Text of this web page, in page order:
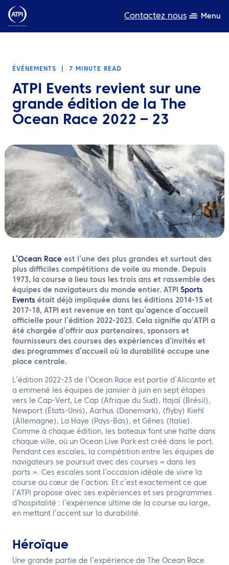
Contactez nous Menu
A propos de nous
Produits
Développement durable
TravelHub Login
Rechercher
Contactez nous
FR
ÉVÉNEMENTS 7 MINUTE READ
ATPI Events revient sur une
grande édition de la The
Ocean Race 2022 – 23
L’Ocean Race est l’une des plus grandes et surtout des
plus difficiles compétitions de voile au monde. Depuis
1973, la course a lieu tous les trois ans et rassemble des
équipes de navigateurs du monde entier. ATPI Sports
Events était déjà impliquée dans les éditions 2014-15 et
2017-18, ATPI est revenue en tant qu’agence d’accueil
officielle pour l’édition 2022-2023. Cela signifie qu’ATPI a
été chargée d’offrir aux partenaires, sponsors et
fournisseurs des courses des expériences d’invités et
des programmes d’accueil où la durabilité occupe une
place centrale.
L’édition 2022-23 de l’Ocean Race est partie d’Alicante et
a emmené les équipes de janvier à juin en sept étapes
vers le Cap-Vert, Le Cap (Afrique du Sud), Itajaí (Brésil),
Newport (États-Unis), Aarhus (Danemark), (flyby) Kiehl
(Allemagne), La Haye (Pays-Bas), et Gênes (Italie).
Comme à chaque édition, les bateaux font une halte dans
chaque ville, où un Ocean Live Park est créé dans le port.
Pendant ces escales, la compétition entre les équipes de
navigateurs se poursuit avec des courses « dans les
ports ». Ces escales sont l’occasion idéale de vivre la
course au cœur de l’action. Et c’est exactement ce que
l’ATPI propose avec ses expériences et ses programmes
d’hospitalité : l’expérience ultime de la course au large,
en mettant l’accent sur la durabilité.
Héroïque
Une grande partie de l’expérience de The Ocean Race